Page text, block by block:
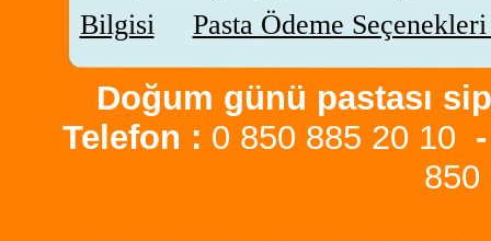
Bilgisi
Pasta Ödeme
Doğum günü pastası
Telefon : 0 850 885 20 10